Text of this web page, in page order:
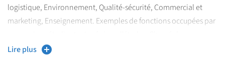
logistique, Environnement, Qualité-sécurité, Commercial et
marketing, Enseignement. Exemples de fonctions occupées par
recherche, Responsable de production, Ingénieur process
Lire plus